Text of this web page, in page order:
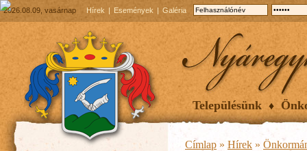
2026.08.09, vasárnap Hírek Események Galéria
Településünk
Címlap » Hírek »